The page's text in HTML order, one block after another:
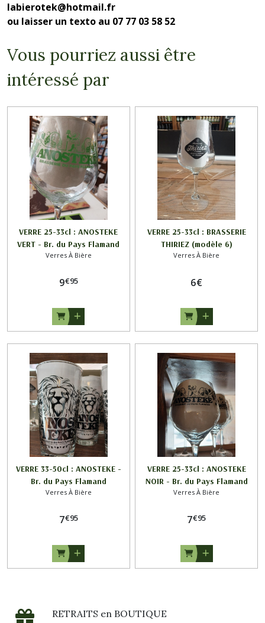
labierotek@hotmail.fr
ou laisser un texto au 07 77 03 58 52
Vous pourriez aussi être
intéressé par
VERRE 25-33cl : ANOSTEKE
VERT - Br. du Pays Flamand
Verres À Bière
9€95
VERRE 25-33cl : BRASSERIE
THIRIEZ (modèle 6)
Verres À Bière
6€
VERRE 33-50cl : ANOSTEKE -
Br. du Pays Flamand
Verres À Bière
7€95
VERRE 25-33cl : ANOSTEKE
NOIR - Br. du Pays Flamand
Verres À Bière
7€95
RETRAITS en BOUTIQUE